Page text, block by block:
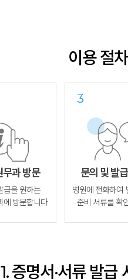
이용 절
무과 방문
급을 원하는
에 방문합니다
문의 및 발
병원에 전화하여
준비 서류를 확
1. 증명서·서류 발급